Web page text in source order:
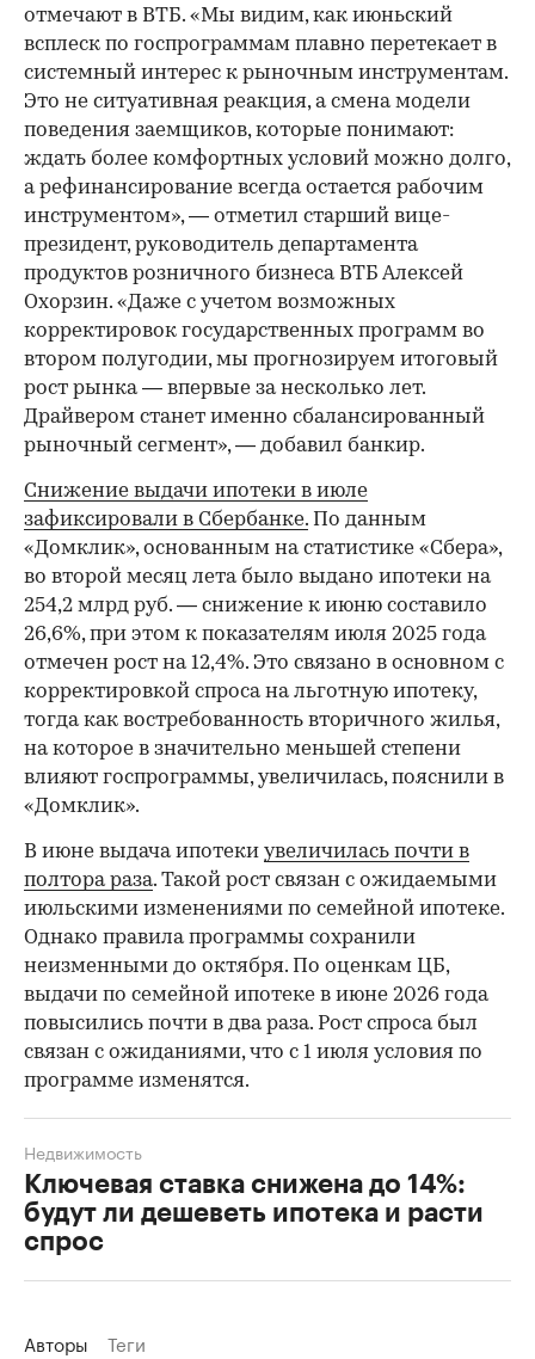
отмечают в ВТБ. «Мы видим, как июньский
всплеск по госпрограммам плавно перетекает в
системный интерес к рыночным инструментам.
Это не ситуативная реакция, а смена модели
поведения заемщиков, которые понимают:
ждать более комфортных условий можно долго,
а рефинансирование всегда остается рабочим
инструментом», — отметил старший вице-
президент, руководитель департамента
продуктов розничного бизнеса ВТБ Алексей
Охорзин. «Даже с учетом возможных
корректировок государственных программ во
втором полугодии, мы прогнозируем итоговый
рост рынка — впервые за несколько лет.
Драйвером станет именно сбалансированный
рыночный сегмент», — добавил банкир.
Снижение выдачи ипотеки в июле
зафиксировали в Сбербанке. По данным
«Домклик», основанным на статистике «Сбера»,
во второй месяц лета было выдано ипотеки на
254,2 млрд руб. — снижение к июню составило
26,6%, при этом к показателям июля 2025 года
отмечен рост на 12,4%. Это связано в основном с
корректировкой спроса на льготную ипотеку,
тогда как востребованность вторичного жилья,
на которое в значительно меньшей степени
влияют госпрограммы, увеличилась, пояснили в
«Домклик».
В июне выдача ипотеки увеличилась почти в
полтора раза. Такой рост связан с ожидаемыми
июльскими изменениями по семейной ипотеке.
Однако правила программы сохранили
неизменными до октября. По оценкам ЦБ,
выдачи по семейной ипотеке в июне 2026 года
повысились почти в два раза. Рост спроса был
связан с ожиданиями, что с 1 июля условия по
программе изменятся.
Ключевая ставка снижена до 14%:
будут ли дешеветь ипотека и расти
спрос
Недвижимость
Авторы Теги